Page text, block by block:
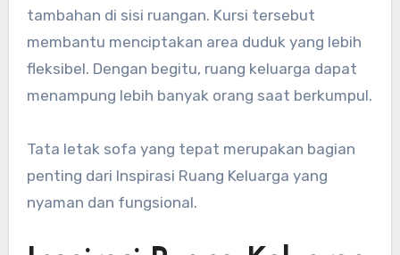
tambahan di sisi ruangan. Kursi tersebut
membantu menciptakan area duduk yang lebih
fleksibel. Dengan begitu, ruang keluarga dapat
menampung lebih banyak orang saat berkumpul.
Tata letak sofa yang tepat merupakan bagian
penting dari Inspirasi Ruang Keluarga yang
nyaman dan fungsional.